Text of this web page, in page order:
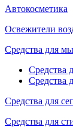
Автокосметика
Освежители
Средства для
Средства
Средства
Средства для
Средства для